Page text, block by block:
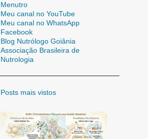
Menutro
Meu canal no YouTube
Meu canal no WhatsApp
Facebook
Blog Nutrólogo Goiânia
Associação Brasileira de
Nutrologia
Posts mais vistos